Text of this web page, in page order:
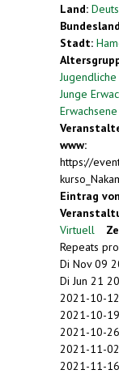
Land:
Stadt:
Junge
www:
https://
Eintrag
Virtuell
Repeats
Di Nov 09
Di Jun 21
2021-10-12
2021-10-19
2021-10-26
2021-11-02
2021-11-16